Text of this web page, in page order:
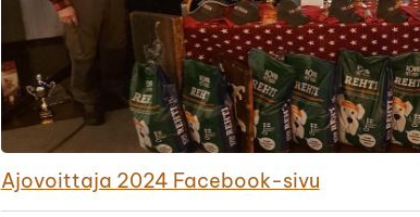
Ajovoittaja 2024 Facebook-sivu